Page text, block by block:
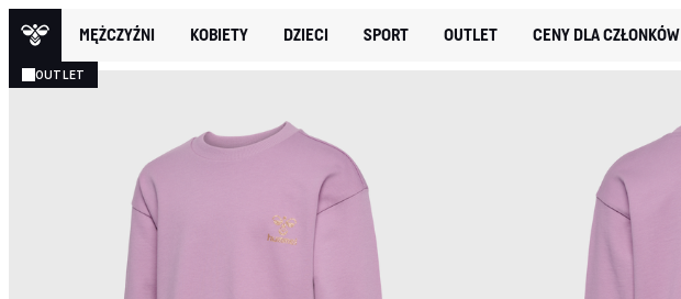
MĘŻCZYŹNI KOBIETY DZIECI SPORT OUTLET CENY DLA CZŁONKÓW
OUTLET